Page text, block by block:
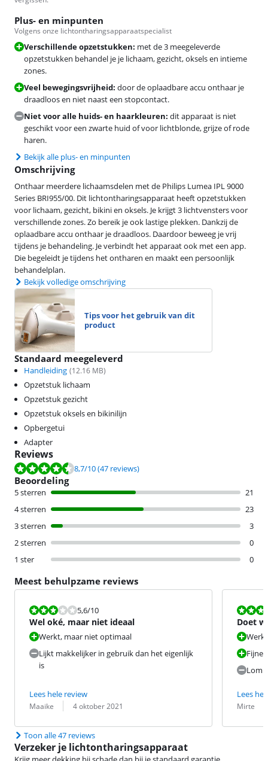
Plus- en minpunten
Volgens onze lichtontharingsapparaatspecialist
Verschillende opzetstukken: met de 3 meegeleverde
opzetstukken behandel je je lichaam, gezicht, oksels en intieme
zones.
Veel bewegingsvrijheid: door de oplaadbare accu onthaar je
draadloos en niet naast een stopcontact.
Niet voor alle huids- en haarkleuren: dit apparaat is niet
geschikt voor een zwarte huid of voor lichtblonde, grijze of rode
haren.
Bekijk alle plus- en minpunten
Omschrijving
Onthaar meerdere lichaamsdelen met de Philips Lumea IPL 9000
Series BRI955/00. Dit lichtontharingsapparaat heeft opzetstukken
voor lichaam, gezicht, bikini en oksels. Je krijgt 3 lichtvensters voor
verschillende zones. Zo bereik je ook lastige plekken. Dankzij de
oplaadbare accu onthaar je draadloos. Daardoor beweeg je vrij
tijdens je behandeling. Je verbindt het apparaat ook met een app.
Die begeleidt je tijdens het ontharen en maakt een persoonlijk
behandelplan.
Bekijk volledige omschrijving
Tips voor het gebruik van dit
product
Standaard meegeleverd
Handleiding (12.16 MB)
Opzetstuk lichaam
Opzetstuk gezicht
Opzetstuk oksels en bikinilijn
Opbergetui
Adapter
Reviews
Beoordeling is 8,7 van de 10, gebaseerd op 47 reviews.
8,7/10(47 reviews)
Beoordeling
5 sterren
21
4 sterren
23
3 sterren
3
2 sterren
0
1 ster
0
Meest behulpzame reviews
Beoordeling is 5,6 van de 10.
5,6/10
Wel oké, maar niet ideaal
Werkt, maar niet optimaal
Lijkt makkelijker in gebruik dan het eigenlijk
is
Lees hele review
Beoordeling door:
Maaike
Datum: 4 oktober 2021
Doet
Fijne
Lees
Mirte
Datum:
Toon alle 47 reviews
Verzeker je lichtontharingsapparaat